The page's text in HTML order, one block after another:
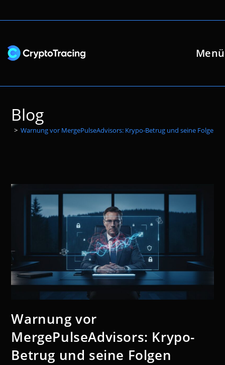
Inhalt
Menü
Blog
> Warnung vor MergePulseAdvisors: Krypo-Betrug und seine Folgen
Warnung vor
MergePulseAdvisors: Krypo-
Betrug und seine Folgen